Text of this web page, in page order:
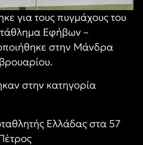
για τους πυγμάχους του
Εφήβων –
στην Μάνδρα
στην κατηγορία
Ελλάδας στα 57